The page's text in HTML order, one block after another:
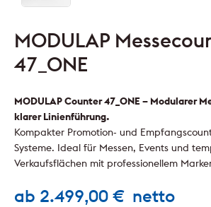
MODULAP
47_ONE
ab 2.499,00 € netto
MODULAP Counter 47_ONE – Modularer
klarer Linienführung.
Kompakter Promotion- und
Systeme. Ideal für Messen, Events und
Verkaufsflächen mit professionellem